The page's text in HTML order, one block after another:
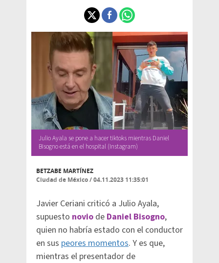
Julio Ayala se pone a hacer tiktoks mientras Daniel
Bisogno está en el hospital (Instagram)
BETZABE MARTÍNEZ
Ciudad de México/04.11.2023 11:35:01
Javier Ceriani criticó a Julio Ayala,
supuesto novio de Daniel Bisogno,
quien no habría estado con el conductor
en sus peores momentos. Y es que,
mientras el presentador de